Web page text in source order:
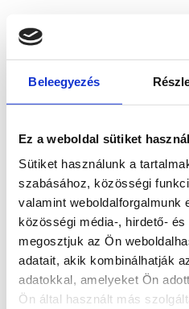
Beleegyezés
Ez a weboldal sütiket használ
Sütiket használunk a
szabásához, közösségi
valamint weboldalforgalmunk
közösségi média-, hirdető-
megosztjuk az Ön
adatait, akik kombinálhatják
adatokkal, amelyeket Ön
Ön által használt más